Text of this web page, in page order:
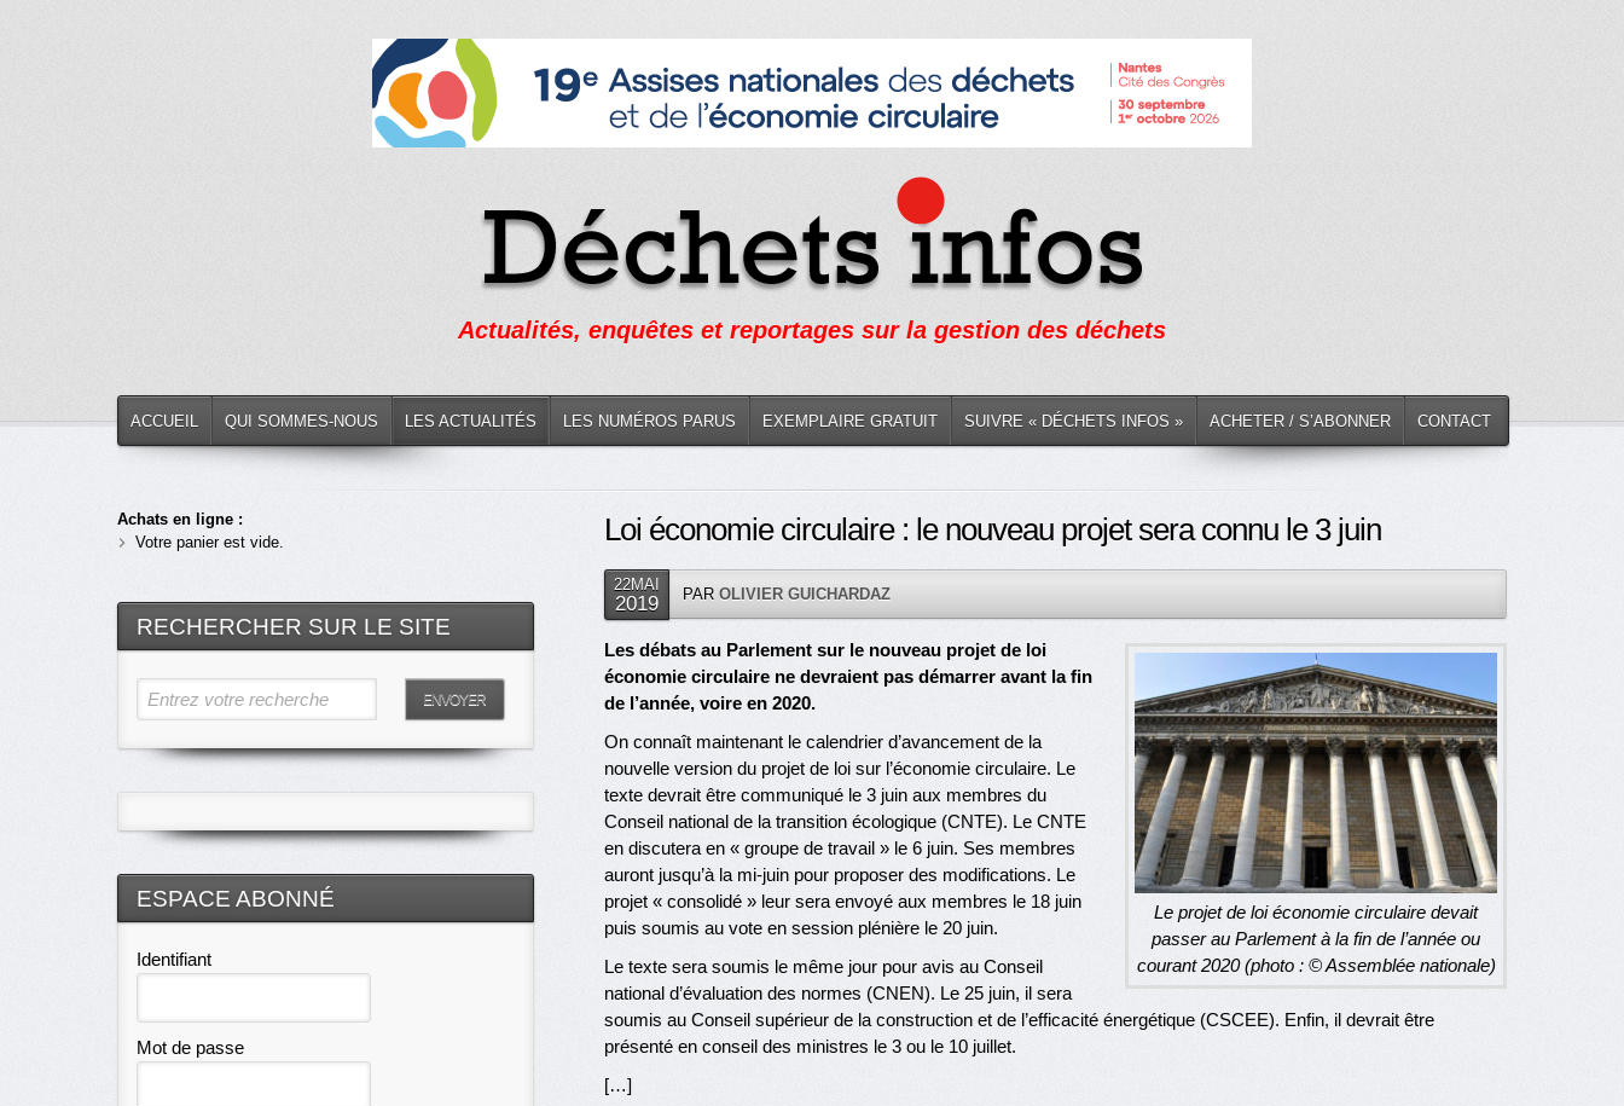
Actualités, enquêtes et reportages sur la gestion des déchets
ACCUEIL QUI SOMMES-NOUS LES ACTUALITÉS LES NUMÉROS PARUS EXEMPLAIRE GRATUIT SUIVRE « DÉCHETS INFOS » ACHETER / S’ABONNER CONTACT
Loi économie circulaire : le nouveau projet sera connu le 3 juin
22MAI
2019 PAR OLIVIER GUICHARDAZ
Le projet de loi économie circulaire devait
passer au Parlement à la fin de l’année ou
courant 2020 (photo : © Assemblée nationale)
Les débats au Parlement sur le nouveau projet de loi
économie circulaire ne devraient pas démarrer avant la fin
de l’année, voire en 2020.
On connaît maintenant le calendrier d’avancement de la
nouvelle version du projet de loi sur l’économie circulaire. Le
texte devrait être communiqué le 3 juin aux membres du
Conseil national de la transition écologique (CNTE). Le CNTE
en discutera en « groupe de travail » le 6 juin. Ses membres
auront jusqu’à la mi-juin pour proposer des modifications. Le
projet « consolidé » leur sera envoyé aux membres le 18 juin
puis soumis au vote en session plénière le 20 juin.
Le texte sera soumis le même jour pour avis au Conseil
national d’évaluation des normes (CNEN). Le 25 juin, il sera
soumis au Conseil supérieur de la construction et de l’efficacité énergétique (CSCEE). Enfin, il devrait être
présenté en conseil des ministres le 3 ou le 10 juillet.
[…]
Achats en ligne :
Votre panier est vide.
RECHERCHER SUR LE SITE
Entrez votre recherche ENVOYER
ESPACE ABONNÉ
Identifiant
Mot de passe